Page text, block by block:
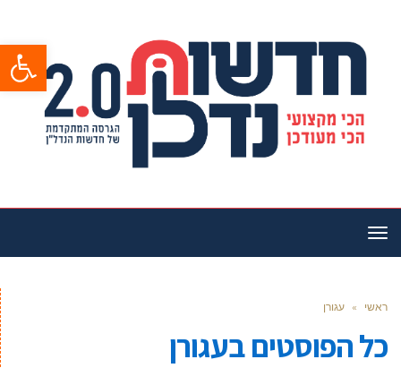
פתח
תפריט
ראשי » עגורן
כל הפוסטים בעגורן